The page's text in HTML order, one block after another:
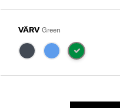
VÄRV Green